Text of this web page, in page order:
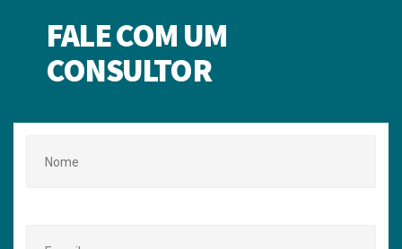
FALE COM UM
CONSULTOR